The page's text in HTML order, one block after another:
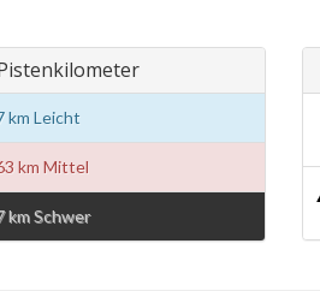
km Leicht
km Mittel
km Schwer